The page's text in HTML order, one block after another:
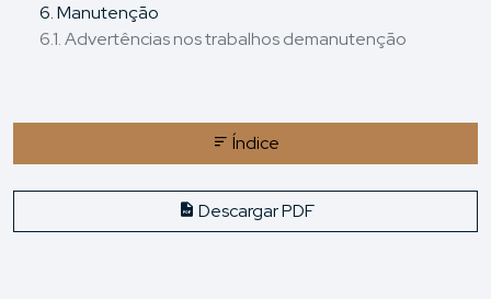
6. Manutenção
6.1. Advertências nos trabalhos demanutenção
Índice
Descargar PDF